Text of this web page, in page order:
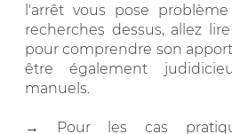
l'arrêt vous pose
recherches dessus, allez
pour comprendre son
être également
manuels.
→ Pour les cas